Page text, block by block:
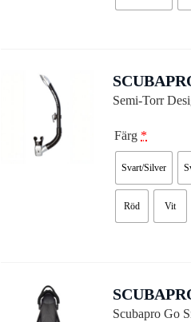
Semi-Torr
Färg *
Svart/Silver
Röd Vit
Scubapro Go